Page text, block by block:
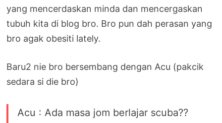
yang mencerdaskan minda dan mencergaskan
tubuh kita di blog bro. Bro pun dah perasan yang
bro agak obesiti lately.
Baru2 nie bro bersembang dengan Acu (pakcik
sedara si die bro)
Acu : Ada masa jom berlajar scuba??